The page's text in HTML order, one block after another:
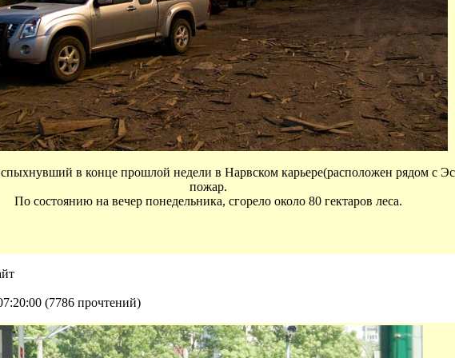
в конце прошлой недели в Нарвском карьере(расположен рядом с
пожар.
По состоянию на вечер понедельника, сгорело около 80 гектаров леса.
(7786 прочтений)